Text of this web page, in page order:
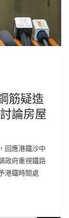
筋疑造
論房屋
回應港鐵沙中
政府重視鐵路
港鐵時間處